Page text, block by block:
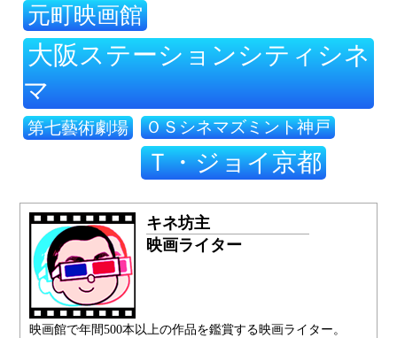
元町映画館
大阪ステーションシティシネ
マ
第七藝術劇場 ＯＳシネマズミント神戸
Ｔ・ジョイ京都
キネ坊主
映画ライター
映画館で年間500本以上の作品を鑑賞する映画ライター。